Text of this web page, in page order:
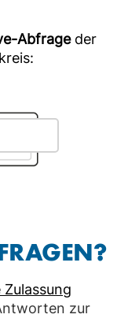
Abfrageder
Zulassung
zur